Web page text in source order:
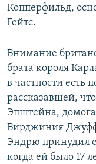
Копперфильд,
Гейтс.
Внимание
брата короля
в частности есть
рассказавшей,
Эпштейна,
Вирджиния
Эндрю принудил
когда ей было 17